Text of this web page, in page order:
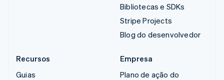
Bibliotecas e SDKs
Stripe Projects
Blog do desenvolvedor
Recursos
Guias
Empresa
Plano de ação do